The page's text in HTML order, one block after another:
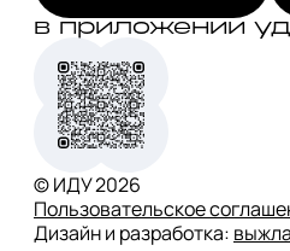
в приложении
© ИДУ2026
Пользовательское
Дизайн и разработка: выжла